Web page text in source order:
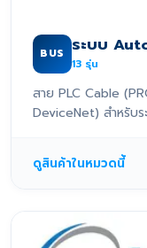
BUS ระบบ
13 รุ่น
สาย PLC Cable
DeviceNet) สำหรับ
ดูสินค้าในหมวดนี้